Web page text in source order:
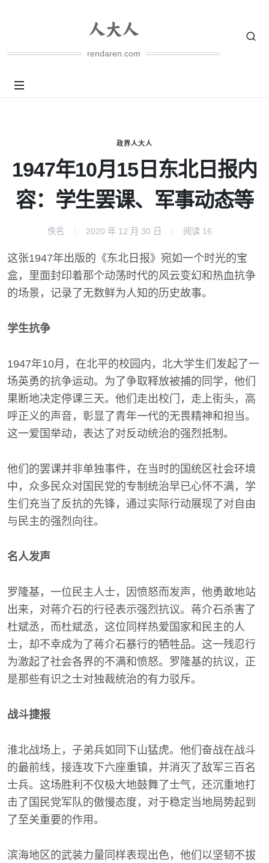
rendaren.com
政界人大人
1947年10月15日东北日报内
容：学生罢课、军事动态等
佚名 2020 年 12 月 30 日 阅读 16
这张1947年出版的《东北日报》宛如一个时光的宝
盒，里面封印着那个动荡时代的风云变幻和热血抗争
的场景，记录了无数鲜为人知的历史故事。
学生抗争
1947年10月，在北平的校园内，北大学生们发起了一
场英勇的抗争运动。为了争取释放被捕的同学，他们
果断地决定停课三天。他们走出校门，走上街头，高
呼正义的声音，彰显了青年一代的无畏精神和担当。
这一爱国举动，表达了对反动统治的强烈抵制。
他们的罢课并非单独事件，在当时的国统区社会环境
中，众多民众对国民党的专制统治早已心怀不满，学
生们充当了反抗的先锋，通过实际行动展现了对自由
与民主的强烈向往。
名人发声
罗隆基，一位民主人士，因愤怒而发声，他勇敢地站
出来，对蒋介石的行径表示强烈抗议。蒋介石杀害了
杜斌丞，而杜斌丞，这位同样热爱国家和民主的人
士，却不幸成为了蒋介石暴行的牺牲品。这一残忍行
为激起了社会各界的不满和愤怒。罗隆基的抗议，正
是那些有识之士对独裁统治的有力驳斥。
战斗捷报
淮北战场上，子弟兵如同下山猛虎。他们奋战在战斗
的最前线，接连攻下六座重镇，并消灭了敌军三百名
士兵。这场胜利不仅极大地鼓舞了士气，还沉重地打
击了国民党军队的傲慢态度，对于稳定当地局势起到
了至关重要的作用。
滨海地区的武装力量同样表现出色，他们以坚韧不拔